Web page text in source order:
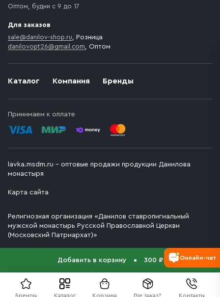
Бренды Каталог Корзина Где заказ? Контакты
Добавить в корзину 300 ₽
Каталог Компания Бренды
Принимаем к оплате
Оптом, будни с 9 до 17
Для заказов
sale@danilov-shop.ru, Розница
danilovopt26@gmail.com, Оптом
lavka.msdm.ru – оптовые продажи продукции Данилова
монастыря
Карта сайта
Религиозная организация «Данилов ставропигиальный
мужской монастырь Русской Православной Церкви
(Московский Патриархат)»
Онлайн-чат